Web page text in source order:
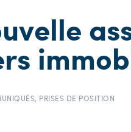
PRISES DE POSITION